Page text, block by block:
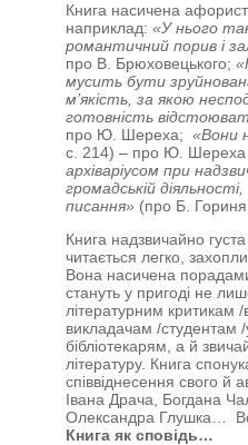
Книга насичена
наприклад: «У нього
романтичний порив і
про В. Брюховецького;
мусить бути
м’якість, за якою
готовність
про Ю. Шереха; «Вони
с. 214) – про Ю. Шереха
архіваріусом при
громадській
писання» (про Б.
Книга надзвичайно
читається легко,
Вона насичена
стануть у пригоді не
літературним
викладачам /студентам
бібліотекарям, а й
літературу. Книга
співвіднесення свого й
Івана Драча, Богдана
Олександра Глушка…
Книга як сповідь…